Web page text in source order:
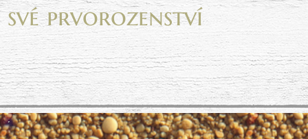
své prvorozenství